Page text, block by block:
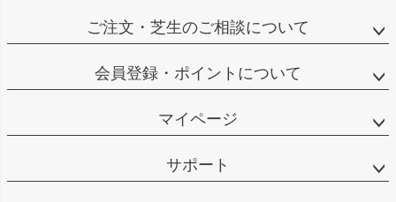
ご注文・芝生のご相談について
会員登録・ポイントについて
マイページ
サポート